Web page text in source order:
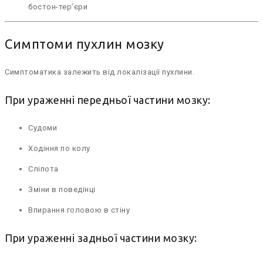
бостон-тер’єри
Симптоми пухлин мозку
Симптоматика залежить від локалізації пухлини.
При ураженні передньої частини мозку:
Судоми
Ходіння по колу
Сліпота
Зміни в поведінці
Впирання головою в стіну
При ураженні задньої частини мозку: